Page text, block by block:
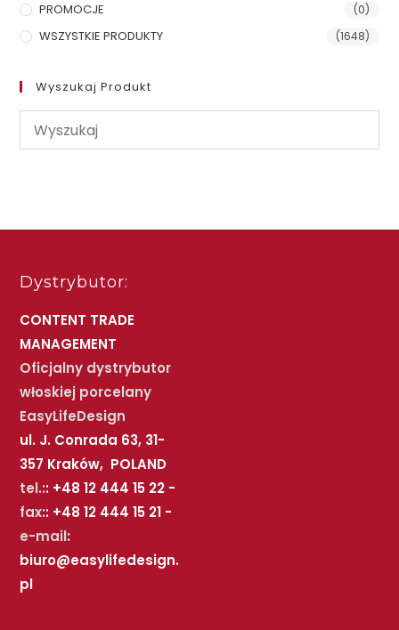
PROMOCJE (0)
WSZYSTKIE PRODUKTY (1648)
Wyszukaj Produkt
Dystrybutor:
CONTENT TRADE
MANAGEMENT
Oficjalny dystrybutor
włoskiej porcelany
EasyLifeDesign
ul. J. Conrada 63, 31-
357 Kraków, POLAND
tel.:: +48 12 444 15 22 -
fax:: +48 12 444 15 21 -
e-mail:
biuro@easylifedesign.
pl